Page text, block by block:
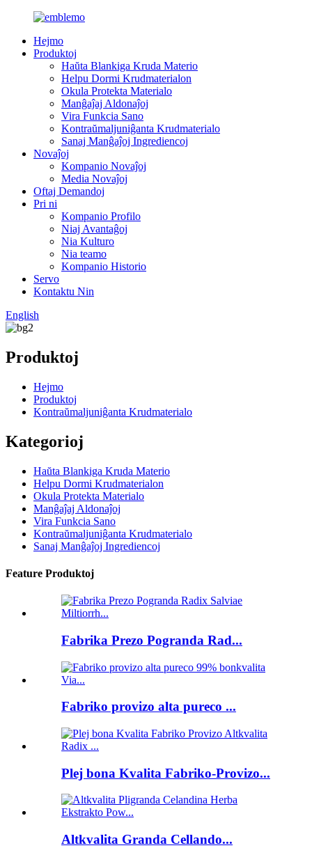
Hejmo
Produktoj
Haŭta Blankiga Kruda Materio
Helpu Dormi Krudmaterialon
Okula Protekta Materialo
Manĝaĵaj Aldonaĵoj
Vira Funkcia Sano
Kontraŭmaljuniĝanta Krudmaterialo
Sanaj Manĝaĵoj Ingrediencoj
Novaĵoj
Kompanio Novaĵoj
Media Novaĵoj
Oftaj Demandoj
Pri ni
Kompanio Profilo
Niaj Avantaĝoj
Nia Kulturo
Nia teamo
Kompanio Historio
Servo
Kontaktu Nin
English
Produktoj
Hejmo
Produktoj
Kontraŭmaljuniĝanta Krudmaterialo
Kategorioj
Haŭta Blankiga Kruda Materio
Helpu Dormi Krudmaterialon
Okula Protekta Materialo
Manĝaĵaj Aldonaĵoj
Vira Funkcia Sano
Kontraŭmaljuniĝanta Krudmaterialo
Sanaj Manĝaĵoj Ingrediencoj
Feature Produktoj
Fabrika Prezo Pogranda Rad...
Fabriko provizo alta pureco ...
Plej bona Kvalita Fabriko-Provizo...
Altkvalita Granda Cellando...